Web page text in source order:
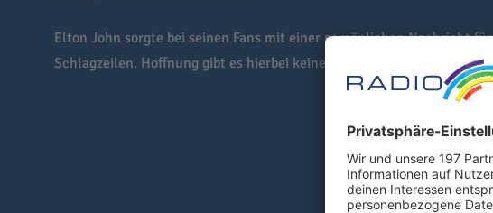
Elton John sorgte bei seinen Fans mit einer persönlichen Nachricht für
Schlagzeilen. Hoffnung gibt es hierbei keine.